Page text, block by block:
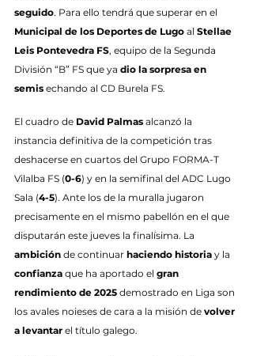
seguido. Para ello tendrá que superar en el
Municipal de los Deportes de Lugo al Stellae
Leis Pontevedra FS, equipo de la Segunda
División “B” FS que ya dio la sorpresa en
semis echando al CD Burela FS.
El cuadro de David Palmas alcanzó la
instancia definitiva de la competición tras
deshacerse en cuartos del Grupo FORMA-T
Vilalba FS (0-6) y en la semifinal del ADC Lugo
Sala (4-5). Ante los de la muralla jugaron
precisamente en el mismo pabellón en el que
disputarán este jueves la finalísima. La
ambición de continuar haciendo historia y la
confianza que ha aportado el gran
rendimiento de 2025 demostrado en Liga son
los avales noieses de cara a la misión de volver
a levantar el título galego.